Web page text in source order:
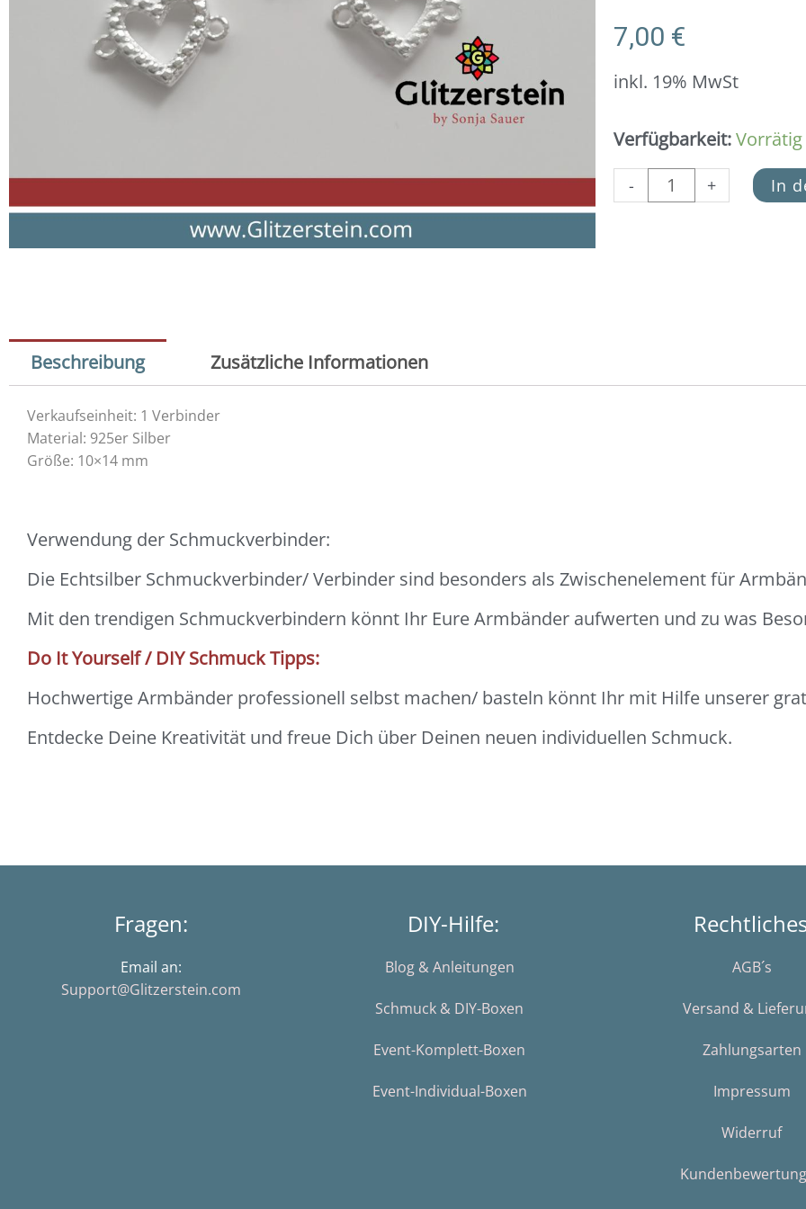
7,00 €
inkl. 19% MwSt
Verfügbarkeit:Vorrätig
-
Schmuckverbinder
Herz
925
+ In
Beschreibung Zusätzliche Informationen
Verkaufseinheit: 1 Verbinder
Material: 925er Silber
Größe: 10×14 mm
Verwendung der Schmuckverbinder:
Die Echtsilber Schmuckverbinder/ Verbinder sind besonders als Zwischenelement für
Mit den trendigen Schmuckverbindern könnt Ihr Eure Armbänder aufwerten und zu was
Do It Yourself / DIY Schmuck Tipps:
Hochwertige Armbänder professionell selbst machen/ basteln könnt Ihr mit Hilfe unserer
Entdecke Deine Kreativität und freue Dich über Deinen neuen individuellen Schmuck.
Fragen:
Email an:
Support@Glitzerstein.com
DIY-Hilfe:
Blog & Anleitungen
Schmuck & DIY-Boxen
Event-Komplett-Boxen
Event-Individual-Boxen
AGB´s
Versand &
Zahlungsarten
Impressum
Widerruf